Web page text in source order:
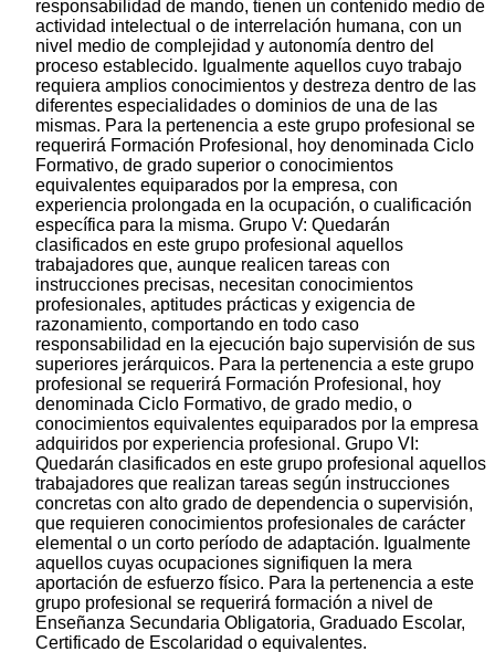
responsabilidad de mando, tienen un contenido medio de
actividad intelectual o de interrelación humana, con un
nivel medio de complejidad y autonomía dentro del
proceso establecido. Igualmente aquellos cuyo trabajo
requiera amplios conocimientos y destreza dentro de las
diferentes especialidades o dominios de una de las
mismas. Para la pertenencia a este grupo profesional se
requerirá Formación Profesional, hoy denominada Ciclo
Formativo, de grado superior o conocimientos
equivalentes equiparados por la empresa, con
experiencia prolongada en la ocupación, o cualificación
específica para la misma. Grupo V: Quedarán
clasificados en este grupo profesional aquellos
trabajadores que, aunque realicen tareas con
instrucciones precisas, necesitan conocimientos
profesionales, aptitudes prácticas y exigencia de
razonamiento, comportando en todo caso
responsabilidad en la ejecución bajo supervisión de sus
superiores jerárquicos. Para la pertenencia a este grupo
profesional se requerirá Formación Profesional, hoy
denominada Ciclo Formativo, de grado medio, o
conocimientos equivalentes equiparados por la empresa
adquiridos por experiencia profesional. Grupo VI:
Quedarán clasificados en este grupo profesional aquellos
trabajadores que realizan tareas según instrucciones
concretas con alto grado de dependencia o supervisión,
que requieren conocimientos profesionales de carácter
elemental o un corto período de adaptación. Igualmente
aquellos cuyas ocupaciones signifiquen la mera
aportación de esfuerzo físico. Para la pertenencia a este
grupo profesional se requerirá formación a nivel de
Enseñanza Secundaria Obligatoria, Graduado Escolar,
Certificado de Escolaridad o equivalentes.